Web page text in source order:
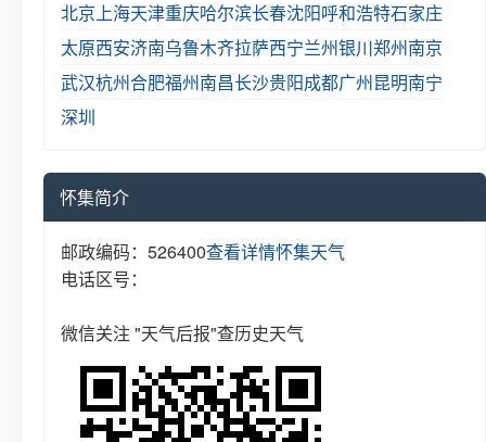
北京上海天津重庆哈尔滨长春沈阳呼和浩特石家庄
太原西安济南乌鲁木齐拉萨西宁兰州银川郑州南京
武汉杭州合肥福州南昌长沙贵阳成都广州昆明南宁
深圳
怀集简介
邮政编码：526400
电话区号：
查看详情怀集天气
微信关注 "天气后报"查历史天气